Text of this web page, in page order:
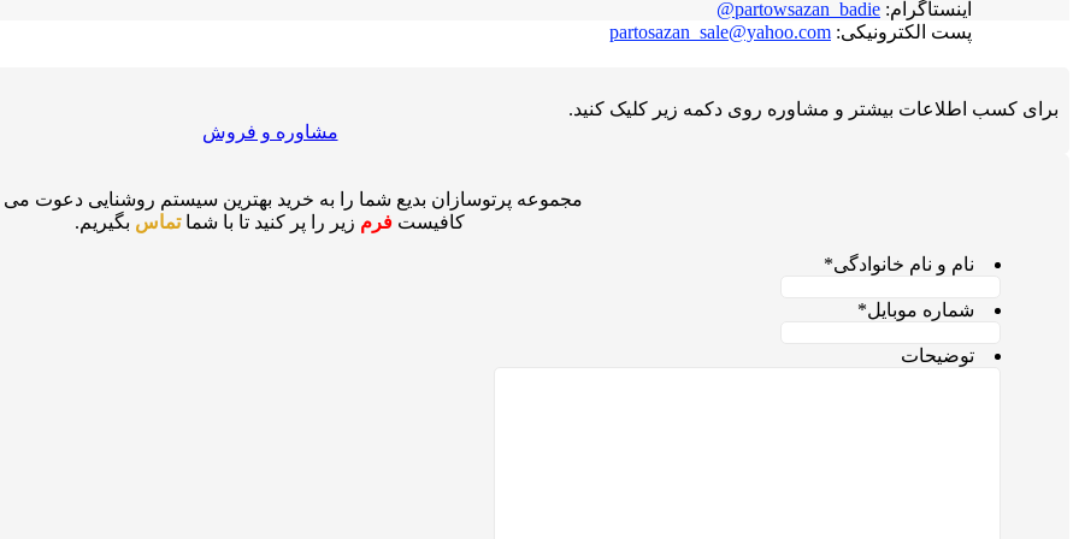
اینستاگرام: partowsazan_badie@
پست الکترونیکی: partosazan_sale@yahoo.com
برای کسب اطلاعات بیشتر و مشاوره روی دکمه زیر کلیک کنید.
مشاوره و فروش
مجموعه پرتوسازان بدیع شما را به خرید بهترین سیستم روشنایی دعوت می
کافیست فرم زیر را پر کنید تا با شماتماس بگیریم.
نام و نام خانوادگی*
شماره موبایل*
توضیحات